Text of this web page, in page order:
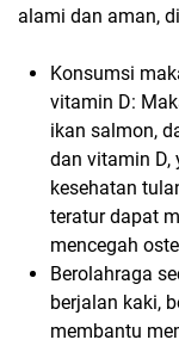
alami dan aman,
Konsumsi
vitamin D:
ikan salmon,
dan vitamin D,
kesehatan
teratur dapat
mencegah
Berolahraga
berjalan kaki,
membantu